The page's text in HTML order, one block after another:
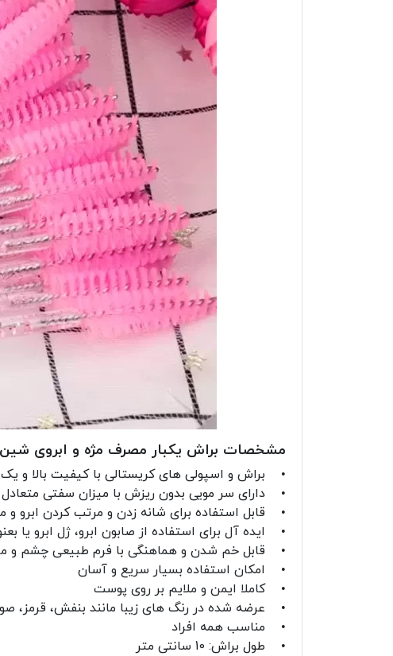
مشخصات براش یکبار مصرف مژه و ابروی شین
• براش و اسپولی های کریستالی با کیفیت بالا و
• دارای سر مویی بدون ریزش با میزان سفتی متعادل
• قابل استفاده برای شانه زدن و مرتب کردن ابرو و
• ایده آل برای استفاده از صابون ابرو، ژل ابرو یا
• قابل خم شدن و هماهنگی با فرم طبیعی چشم و
• امکان استفاده بسیار سریع و آسان
• کاملا ایمن و ملایم بر روی پوست
• عرضه شده در رنگ های زیبا مانند بنفش، قرمز،
• مناسب همه افراد
• طول براش: 10 سانتی متر